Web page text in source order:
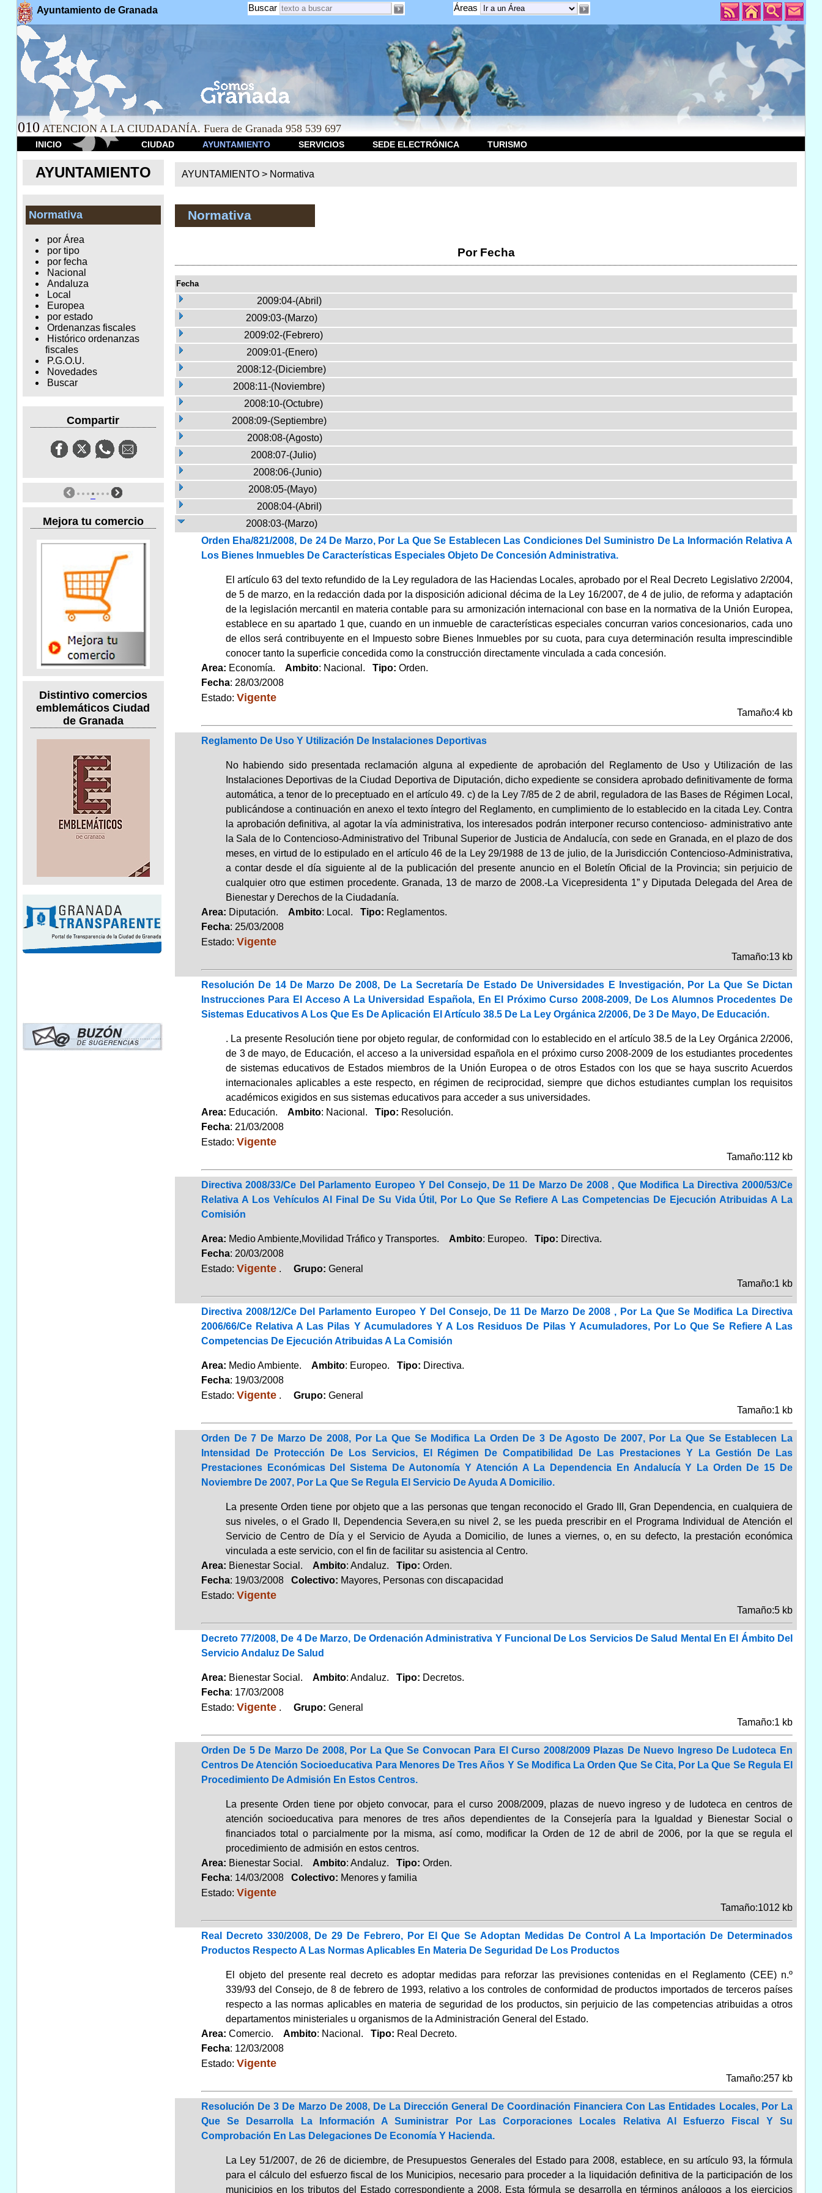
Ayuntamiento de Granada Áreas
Buscar
010 ATENCION A LA CIUDADANÍA. Fuera de Granada 958 539 697
INICIO CIUDAD AYUNTAMIENTO SERVICIOS SEDE ELECTRÓNICA TURISMO
AYUNTAMIENTO
Normativa
por Área
por tipo
por fecha
Nacional
Andaluza
Local
Europea
por estado
Ordenanzas fiscales
Histórico ordenanzas
fiscales
P.G.O.U.
Novedades
Buscar
Compartir
Mejora tu comercio
Distintivo comercios
emblemáticos Ciudad
de Granada
AYUNTAMIENTO > Normativa
Normativa
Por Fecha
Fecha
2009:04-(Abril)
2009:03-(Marzo)
2009:02-(Febrero)
2009:01-(Enero)
2008:12-(Diciembre)
2008:11-(Noviembre)
2008:10-(Octubre)
2008:09-(Septiembre)
2008:08-(Agosto)
2008:07-(Julio)
2008:06-(Junio)
2008:05-(Mayo)
2008:04-(Abril)
2008:03-(Marzo)
Orden Eha/821/2008, De 24 De Marzo, Por La Que Se Establecen Las Condiciones Del Suministro De La Información Relativa A
Los Bienes Inmuebles De Características Especiales Objeto De Concesión Administrativa.
El artículo 63 del texto refundido de la Ley reguladora de las Haciendas Locales, aprobado por el Real Decreto Legislativo 2/2004,
de 5 de marzo, en la redacción dada por la disposición adicional décima de la Ley 16/2007, de 4 de julio, de reforma y adaptación
de la legislación mercantil en materia contable para su armonización internacional con base en la normativa de la Unión Europea,
establece en su apartado 1 que, cuando en un inmueble de características especiales concurran varios concesionarios, cada uno
de ellos será contribuyente en el Impuesto sobre Bienes Inmuebles por su cuota, para cuya determinación resulta imprescindible
conocer tanto la superficie concedida como la construcción directamente vinculada a cada concesión.
Area: Economía. Ambito: Nacional. Tipo: Orden.
Fecha: 28/03/2008
Estado: Vigente
Tamaño:4 kb
Reglamento De Uso Y Utilización De Instalaciones Deportivas
No habiendo sido presentada reclamación alguna al expediente de aprobación del Reglamento de Uso y Utilización de las
Instalaciones Deportivas de la Ciudad Deportiva de Diputación, dicho expediente se considera aprobado definitivamente de forma
automática, a tenor de lo preceptuado en el artículo 49. c) de la Ley 7/85 de 2 de abril, reguladora de las Bases de Régimen Local,
publicándose a continuación en anexo el texto íntegro del Reglamento, en cumplimiento de lo establecido en la citada Ley. Contra
la aprobación definitiva, al agotar la vía administrativa, los interesados podrán interponer recurso contencioso- administrativo ante
la Sala de lo Contencioso-Administrativo del Tribunal Superior de Justicia de Andalucía, con sede en Granada, en el plazo de dos
meses, en virtud de lo estipulado en el artículo 46 de la Ley 29/1988 de 13 de julio, de la Jurisdicción Contencioso-Administrativa,
a contar desde el día siguiente al de la publicación del presente anuncio en el Boletín Oficial de la Provincia; sin perjuicio de
cualquier otro que estimen procedente. Granada, 13 de marzo de 2008.-La Vicepresidenta 1” y Diputada Delegada del Area de
Bienestar y Derechos de la Ciudadanía.
Area: Diputación. Ambito: Local. Tipo: Reglamentos.
Fecha: 25/03/2008
Estado: Vigente
Tamaño:13 kb
Resolución De 14 De Marzo De 2008, De La Secretaría De Estado De Universidades E Investigación, Por La Que Se Dictan
Instrucciones Para El Acceso A La Universidad Española, En El Próximo Curso 2008-2009, De Los Alumnos Procedentes De
Sistemas Educativos A Los Que Es De Aplicación El Artículo 38.5 De La Ley Orgánica 2/2006, De 3 De Mayo, De Educación.
. La presente Resolución tiene por objeto regular, de conformidad con lo establecido en el artículo 38.5 de la Ley Orgánica 2/2006,
de 3 de mayo, de Educación, el acceso a la universidad española en el próximo curso 2008-2009 de los estudiantes procedentes
de sistemas educativos de Estados miembros de la Unión Europea o de otros Estados con los que se haya suscrito Acuerdos
internacionales aplicables a este respecto, en régimen de reciprocidad, siempre que dichos estudiantes cumplan los requisitos
académicos exigidos en sus sistemas educativos para acceder a sus universidades.
Area: Educación. Ambito: Nacional. Tipo: Resolución.
Fecha: 21/03/2008
Estado: Vigente
Tamaño:112 kb
Directiva 2008/33/Ce Del Parlamento Europeo Y Del Consejo, De 11 De Marzo De 2008 , Que Modifica La Directiva 2000/53/Ce
Relativa A Los Vehículos Al Final De Su Vida Útil, Por Lo Que Se Refiere A Las Competencias De Ejecución Atribuidas A La
Comisión
Area: Medio Ambiente,Movilidad Tráfico y Transportes. Ambito: Europeo. Tipo: Directiva.
Fecha: 20/03/2008
Estado: Vigente. Grupo: General
Tamaño:1 kb
Directiva 2008/12/Ce Del Parlamento Europeo Y Del Consejo, De 11 De Marzo De 2008 , Por La Que Se Modifica La Directiva
2006/66/Ce Relativa A Las Pilas Y Acumuladores Y A Los Residuos De Pilas Y Acumuladores, Por Lo Que Se Refiere A Las
Competencias De Ejecución Atribuidas A La Comisión
Area: Medio Ambiente. Ambito: Europeo. Tipo: Directiva.
Fecha: 19/03/2008
Estado: Vigente. Grupo: General
Tamaño:1 kb
Orden De 7 De Marzo De 2008, Por La Que Se Modifica La Orden De 3 De Agosto De 2007, Por La Que Se Establecen La
Intensidad De Protección De Los Servicios, El Régimen De Compatibilidad De Las Prestaciones Y La Gestión De Las
Prestaciones Económicas Del Sistema De Autonomía Y Atención A La Dependencia En Andalucía Y La Orden De 15 De
Noviembre De 2007, Por La Que Se Regula El Servicio De Ayuda A Domicilio.
La presente Orden tiene por objeto que a las personas que tengan reconocido el Grado III, Gran Dependencia, en cualquiera de
sus niveles, o el Grado II, Dependencia Severa,en su nivel 2, se les pueda prescribir en el Programa Individual de Atención el
Servicio de Centro de Día y el Servicio de Ayuda a Domicilio, de lunes a viernes, o, en su defecto, la prestación económica
vinculada a este servicio, con el fin de facilitar su asistencia al Centro.
Area: Bienestar Social. Ambito: Andaluz. Tipo: Orden.
Fecha: 19/03/2008Colectivo: Mayores, Personas con discapacidad
Estado: Vigente
Tamaño:5 kb
Decreto 77/2008, De 4 De Marzo, De Ordenación Administrativa Y Funcional De Los Servicios De Salud Mental En El Ámbito Del
Servicio Andaluz De Salud
Area: Bienestar Social. Ambito: Andaluz. Tipo: Decretos.
Fecha: 17/03/2008
Estado: Vigente. Grupo: General
Tamaño:1 kb
Orden De 5 De Marzo De 2008, Por La Que Se Convocan Para El Curso 2008/2009 Plazas De Nuevo Ingreso De Ludoteca En
Centros De Atención Socioeducativa Para Menores De Tres Años Y Se Modifica La Orden Que Se Cita, Por La Que Se Regula El
Procedimiento De Admisión En Estos Centros.
La presente Orden tiene por objeto convocar, para el curso 2008/2009, plazas de nuevo ingreso y de ludoteca en centros de
atención socioeducativa para menores de tres años dependientes de la Consejería para la Igualdad y Bienestar Social o
financiados total o parcialmente por la misma, así como, modificar la Orden de 12 de abril de 2006, por la que se regula el
procedimiento de admisión en estos centros.
Area: Bienestar Social. Ambito: Andaluz. Tipo: Orden.
Fecha: 14/03/2008Colectivo: Menores y familia
Estado: Vigente
Tamaño:1012 kb
Real Decreto 330/2008, De 29 De Febrero, Por El Que Se Adoptan Medidas De Control A La Importación De Determinados
Productos Respecto A Las Normas Aplicables En Materia De Seguridad De Los Productos
El objeto del presente real decreto es adoptar medidas para reforzar las previsiones contenidas en el Reglamento (CEE) n.º
339/93 del Consejo, de 8 de febrero de 1993, relativo a los controles de conformidad de productos importados de terceros países
respecto a las normas aplicables en materia de seguridad de los productos, sin perjuicio de las competencias atribuidas a otros
departamentos ministeriales u organismos de la Administración General del Estado.
Area: Comercio. Ambito: Nacional. Tipo: Real Decreto.
Fecha: 12/03/2008
Estado: Vigente
Tamaño:257 kb
Resolución De 3 De Marzo De 2008, De La Dirección General De Coordinación Financiera Con Las Entidades Locales, Por La
Que Se Desarrolla La Información A Suministrar Por Las Corporaciones Locales Relativa Al Esfuerzo Fiscal Y Su
Comprobación En Las Delegaciones De Economía Y Hacienda.
La Ley 51/2007, de 26 de diciembre, de Presupuestos Generales del Estado para 2008, establece, en su artículo 93, la fórmula
para el cálculo del esfuerzo fiscal de los Municipios, necesario para proceder a la liquidación definitiva de la participación de los
municipios en los tributos del Estado correspondiente a 2008. Esta fórmula se desarrolla en términos análogos a los ejercicios